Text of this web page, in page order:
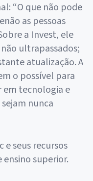
“O que não pode
as pessoas
a Invest, ele
ultrapassados;
atualização. A
o possível para
em tecnologia e
nunca
e seus recursos
superior.